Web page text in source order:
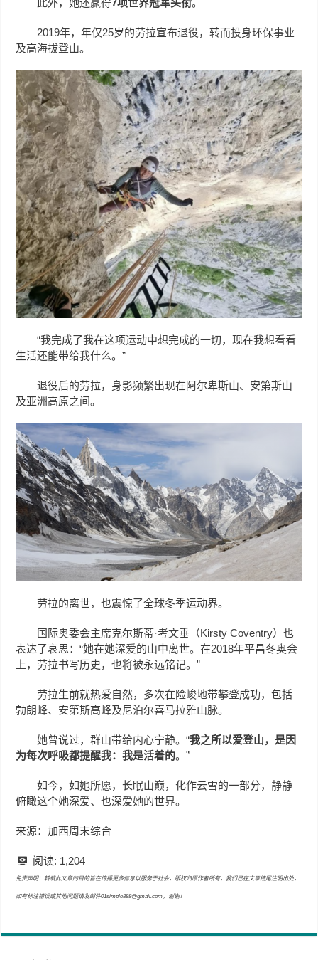
2019年，年仅25岁的劳拉宣布退役，转而投身环保事业
及高海拔登山。
“我完成了我在这项运动中想完成的一切，现在我想看看
生活还能带给我什么。”
退役后的劳拉，身影频繁出现在阿尔卑斯山、安第斯山
及亚洲高原之间。
劳拉的离世，也震惊了全球冬季运动界。
国际奥委会主席克尔斯蒂·考文垂（Kirsty Coventry）也
表达了哀思：“她在她深爱的山中离世。在2018年平昌冬奥会
上，劳拉书写历史，也将被永远铭记。”
劳拉生前就热爱自然，多次在险峻地带攀登成功，包括
勃朗峰、安第斯高峰及尼泊尔喜马拉雅山脉。
她曾说过，群山带给内心宁静。“我之所以爱登山，是因
为每次呼吸都提醒我：我是活着的。”
如今，如她所愿，长眠山巅，化作云雪的一部分，静静
俯瞰这个她深爱、也深爱她的世界。
来源：加西周末综合
阅读: 1,204
免责声明：转载此文章的目的旨在传播更多信息以服务于社会，版权归原作者所有，我们已在文章结尾注明出处，
如有标注错误或其他问题请发邮件01simple888@gmail.com，谢谢！